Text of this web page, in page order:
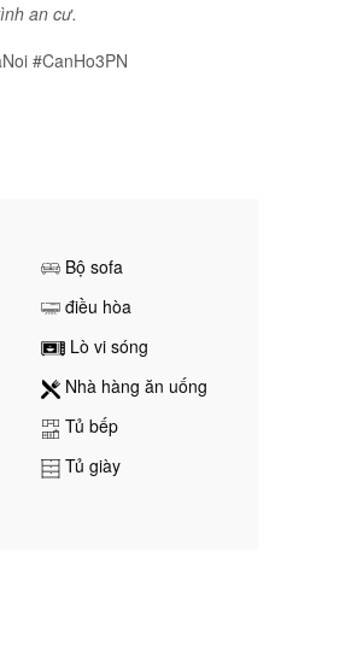
an cư.
#CanHo3PN
Bộ sofa
điều hòa
Lò vi sóng
Nhà hàng ăn uống
Tủ bếp
Tủ giày